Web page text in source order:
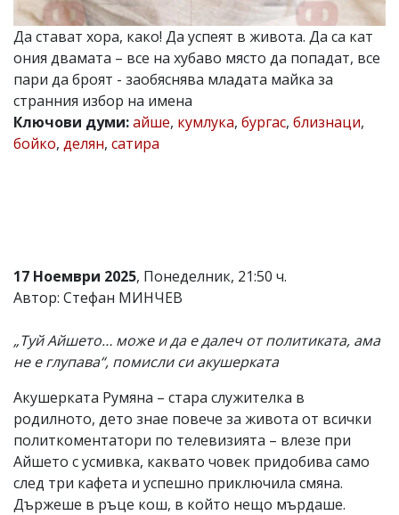
редактор:
Иван
Колев,
email:
office@flagman.bg
Коментарите
под
статиите
се
отговорност
за
откриете
обиден
вас
коментар,
моля
сигнализирайте
ни!
Да стават хора, како! Да успеят в живота. Да са кат
ония двамата – все на хубаво място да попадат, все
пари да броят - заобяснява младата майка за
странния избор на имена
Ключови думи:айше, кумлука, бургас, близнаци,
бойко, делян, сатира
17 Ноември 2025, Понеделник, 21:50 ч.
Автор: Стефан МИНЧЕВ
„Туй Айшето… може и да е далеч от политиката, ама
не е глупава“, помисли си акушерката
Акушерката Румяна – стара служителка в
родилното, дето знае повече за живота от всички
политкоментатори по телевизията – влезе при
Айшето с усмивка, каквато човек придобива само
след три кафета и успешно приключила смяна.
Държеше в ръце кош, в който нещо мърдаше.